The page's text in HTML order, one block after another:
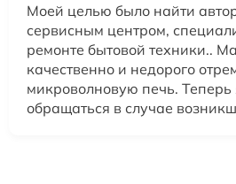
Моей целью было найти
сервисным центром,
ремонте бытовой техники..
качественно и недорого
микроволновую печь.
обращаться в случае